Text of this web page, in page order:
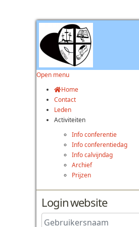
Open menu
Home
Contact
Leden
Activiteiten
Info conferentie
Info conferentiedag
Info calvijndag
Archief
Prijzen
Login website
Gebruikersnaam